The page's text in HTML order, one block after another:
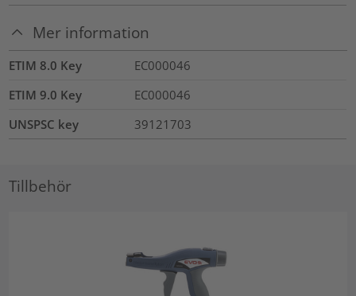
Mer information
ETIM 8.0 Key
EC000046
ETIM 9.0 Key
EC000046
UNSPSC key
39121703
Tillbehör